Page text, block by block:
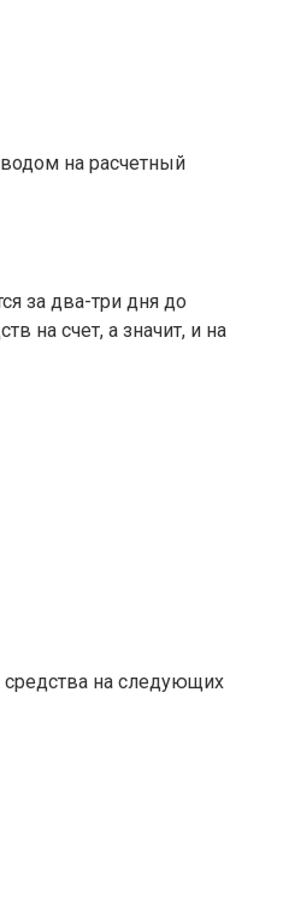
на расчетный
за два-три дня до
на счет, а значит, и на
средства на следующих